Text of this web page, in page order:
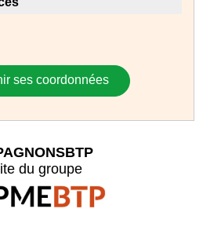
ses coordonnées
du groupe